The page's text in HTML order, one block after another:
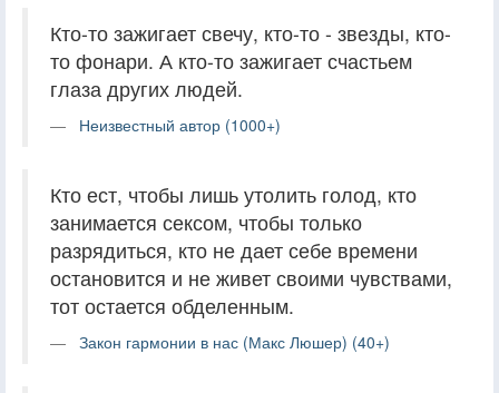
Кто-то зажигает свечу, кто-то - звезды, кто-
то фонари. А кто-то зажигает счастьем
глаза других людей.
Неизвестный автор (1000+)
Кто ест, чтобы лишь утолить голод, кто
занимается сексом, чтобы только
разрядиться, кто не дает себе времени
остановится и не живет своими чувствами,
тот остается обделенным.
Закон гармонии в нас (Макс Люшер) (40+)